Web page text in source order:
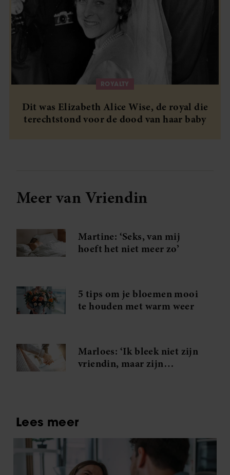
ROYALTY
Dit was Elizabeth Alice Wise, de royal die
terechtstond voor de dood van haar baby
Meer van Vriendin
Martine: ‘Seks, van mij
hoeft het niet meer zo’
5 tips om je bloemen mooi
te houden met warm weer
Marloes: ‘Ik bleek niet zijn
vriendin, maar zijn